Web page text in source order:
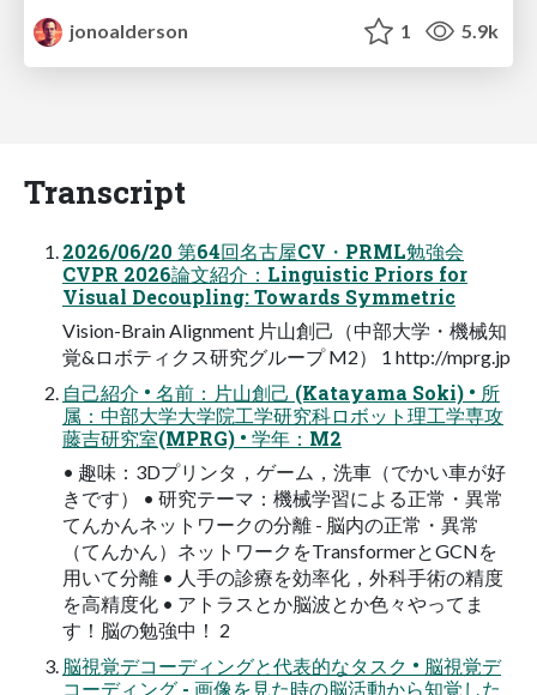
jonoalderson
1 5.9k
Transcript
2026/06/20 第64回名古屋CV・PRML勉強会
CVPR 2026論文紹介：Linguistic Priors for
Visual Decoupling: Towards Symmetric
Vision-Brain Alignment 片山創己（中部大学・機械知
覚&ロボティクス研究グループ M2） 1 http://mprg.jp
自己紹介 • 名前：片山創己 (Katayama Soki) • 所
属：中部大学大学院工学研究科ロボット理工学専攻
藤吉研究室(MPRG) • 学年：M2
• 趣味：3Dプリンタ，ゲーム，洗車（でかい車が好
きです） • 研究テーマ：機械学習による正常・異常
てんかんネットワークの分離 - 脳内の正常・異常
（てんかん）ネットワークをTransformerとGCNを
用いて分離 • 人手の診療を効率化，外科手術の精度
を高精度化 • アトラスとか脳波とか色々やってま
す！脳の勉強中！ 2
脳視覚デコーディングと代表的なタスク • 脳視覚デ
コーディング - 画像を見た時の脳活動から知覚した